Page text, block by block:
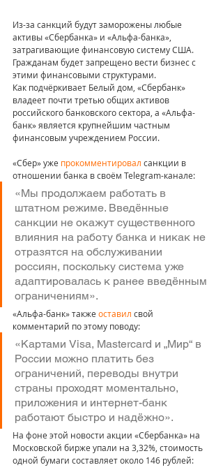
Из-за санкций будут заморожены любые
активы «Сбербанка» и «Альфа-банка»,
затрагивающие финансовую систему США.
Гражданам будет запрещено вести бизнес с
этими финансовыми структурами.
Как подчёркивает Белый дом, «Сбербанк»
владеет почти третью общих активов
российского банковского сектора, а «Альфа-
банк» является крупнейшим частным
финансовым учреждением России.
«Сбер» уже прокомментировал санкции в
отношении банка в своём Telegram-канале:
«Мы продолжаем работать в
штатном режиме. Введённые
санкции не окажут существенного
влияния на работу банка и никак не
отразятся на обслуживании
россиян, поскольку система уже
адаптировалась к ранее введённым
ограничениям».
«Альфа-банк» также оставил свой
комментарий по этому поводу:
«Картами Visa, Mastercard и „Мир“ в
России можно платить без
ограничений, переводы внутри
страны проходят моментально,
приложения и интернет-банк
работают быстро и надёжно».
На фоне этой новости акции «Сбербанка» на
Московской бирже упали на 3,32%, стоимость
одной бумаги составляет около 146 рублей: